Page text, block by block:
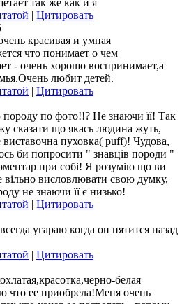
| Цитировать
красивая и умная
что понимает о чем
- очень хорошо воспринимает,а
любит детей.
| Цитировать
по фото!!? Не знаючи її! Так
сказати що якась людина жуть,
виставочна пуховка( puff)! Чудова,
би попросити " знавців породи "
при собі! Я розумію що ви
висловлювати свою думку,
не знаючи її є низько!
| Цитировать
угараю когда он пятится назад
| Цитировать
белая
что ее приобрела!Меня очень